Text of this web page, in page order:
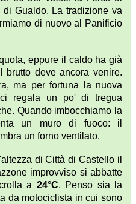
Gualdo. La tradizione va
di nuovo al Panificio
eppure il caldo ha già
brutto deve ancora venire.
ma per fortuna la nuova
regala un po' di tregua
Quando imbocchiamo la
un muro di fuoco: il
un forno ventilato.
di Città di Castello il
improvviso si abbatte
a 24°C. Penso sia la
da motociclista in cui sono